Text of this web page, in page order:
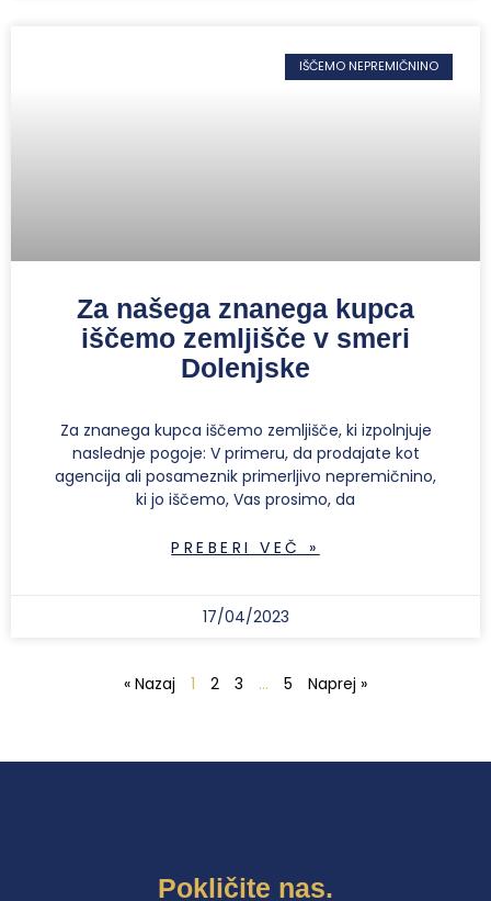
IŠČEMO NEPREMIČNINO
Za našega znanega kupca
iščemo zemljišče v smeri
Dolenjske
Za znanega kupca iščemo zemljišče, ki izpolnjuje
naslednje pogoje: V primeru, da prodajate kot
agencija ali posameznik primerljivo nepremičnino,
ki jo iščemo, Vas prosimo, da
PREBERI VEČ »
17/04/2023
« Nazaj 1 2 3 … 5 Naprej »
Pokličite nas.